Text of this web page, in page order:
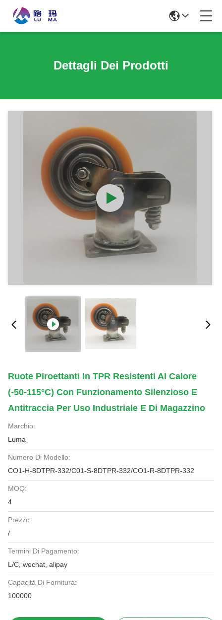
Dettagli Dei Prodotti
Ruote Piroettanti In TPR Resistenti Al Calore
(-50-115°C) Con Funzionamento Silenzioso E
Antitraccia Per Uso Industriale E Di Magazzino
Marchio:
Luma
Numero Di Modello:
CO1-H-8DTPR-332/C01-S-8DTPR-332/CO1-R-8DTPR-332
MOQ:
4
Prezzo:
/
Termini Di Pagamento:
L/C, wechat, alipay
Capacità Di Fornitura:
100000